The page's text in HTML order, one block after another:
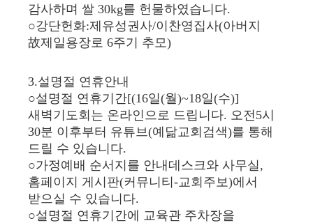
감사하며 쌀 30kg를 헌물하였습니다.
○강단헌화:제유성권사/이찬영집사(아버지
故제일용장로 6주기 추모)
3.설명절 연휴안내
○설명절 연휴기간[(16일(월)~18일(수)]
새벽기도회는 온라인으로 드립니다. 오전5시
30분 이후부터 유튜브(예닮교회검색)를 통해
드릴 수 있습니다.
○가정예배 순서지를 안내데스크와 사무실,
홈페이지 게시판(커뮤니티-교회주보)에서
받으실 수 있습니다.
○설명절 연휴기간에 교육관 주차장을